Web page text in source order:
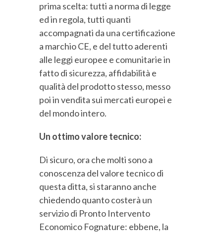
prima scelta: tutti a norma di legge
ed in regola, tutti quanti
accompagnati da una certificazione
a marchio CE, e del tutto aderenti
alle leggi europee e comunitarie in
fatto di sicurezza, affidabilità e
qualità del prodotto stesso, messo
poi in vendita sui mercati europei e
del mondo intero.
Un ottimo valore tecnico:
Di sicuro, ora che molti sono a
conoscenza del valore tecnico di
questa ditta, si staranno anche
chiedendo quanto costerà un
servizio di Pronto Intervento
Economico Fognature: ebbene, la